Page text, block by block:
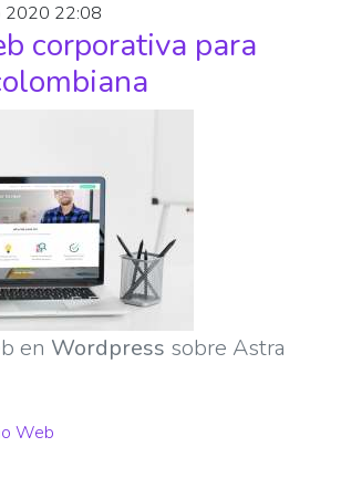
2020 22:08
corporativa para
en Wordpress sobre Astra
Web